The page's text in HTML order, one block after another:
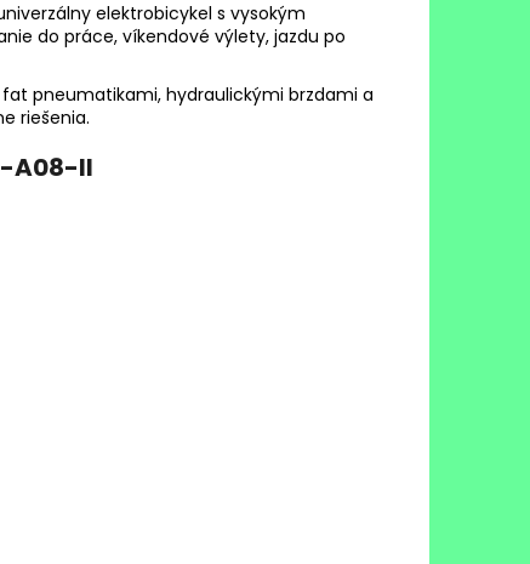
elektrobicykel s vysokým
do práce, víkendové výlety, jazdu po
pneumatikami, hydraulickými brzdami a
riešenia.
A08-II